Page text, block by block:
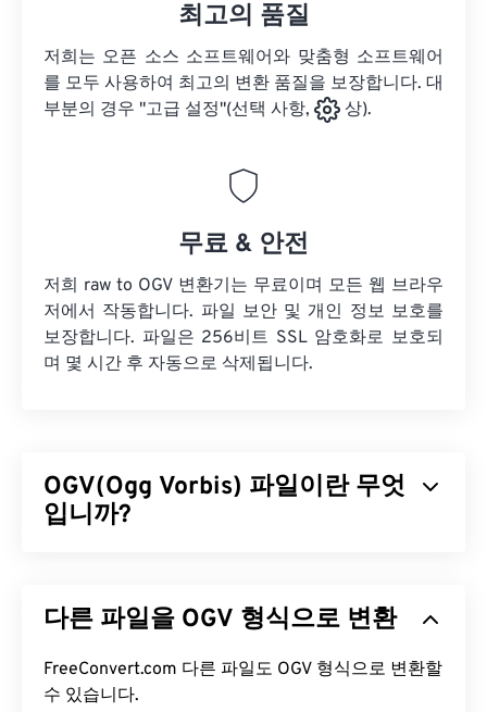
최고의 품질
저희는 오픈 소스 소프트웨어와 맞춤형 소프트웨어
를 모두 사용하여 최고의 변환 품질을 보장합니다. 대
부분의 경우 "고급 설정"(선택 사항,
상).
무료 & 안전
저희 raw to OGV 변환기는 무료이며 모든 웹 브라우
저에서 작동합니다. 파일 보안 및 개인 정보 보호를
보장합니다. 파일은 256비트 SSL 암호화로 보호되
며 몇 시간 후 자동으로 삭제됩니다.
OGV(Ogg Vorbis) 파일이란 무엇
입니까?
단체인 Xiph.Org 재단이 특허 코덱과 경쟁하기 위해
오디오, 비디오, 텍스트(자막) 및 메타데이터를시분
할 다중화(TDM) 방식으로 전송할
다른 파일을 OGV 형식으로 변환
FreeConvert.com 다른 파일도 OGV 형식으로 변환할
수 있습니다.